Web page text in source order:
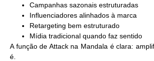
Campanhas sazonais estruturadas
Influenciadores alinhados à marca
Retargeting bem estruturado
Mídia tradicional quando faz sentido
A função de Attack na Mandala é clara:
é